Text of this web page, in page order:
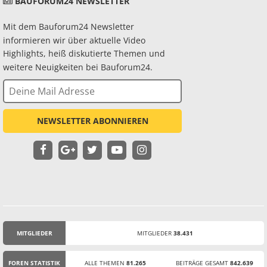
Mit dem Bauforum24 Newsletter
informieren wir über aktuelle Video
Highlights, heiß diskutierte Themen und
weitere Neuigkeiten bei Bauforum24.
NEWSLETTER ABONNIEREN
MITGLIEDER MITGLIEDER 38.431
FOREN STATISTIK ALLE THEMEN 81.265 BEITRÄGE GESAMT 842.639